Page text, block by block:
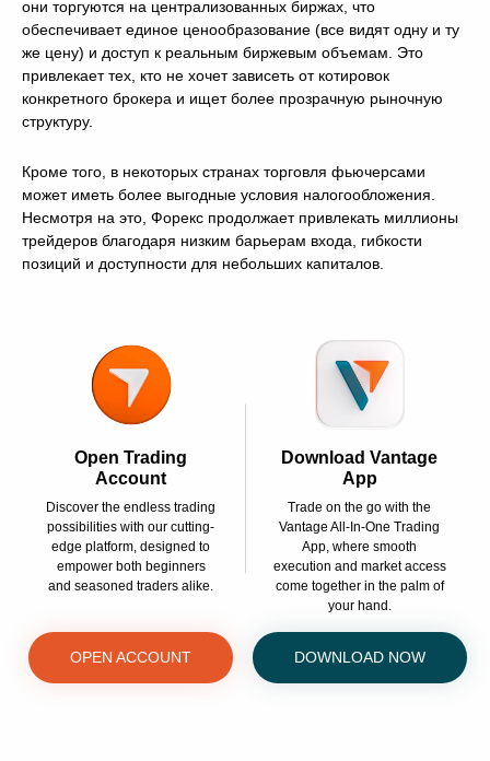
они торгуются на централизованных биржах, что
обеспечивает единое ценообразование (все видят одну и ту
же цену) и доступ к реальным биржевым объемам. Это
привлекает тех, кто не хочет зависеть от котировок
конкретного брокера и ищет более прозрачную рыночную
структуру.
Кроме того, в некоторых странах торговля фьючерсами
может иметь более выгодные условия налогообложения.
Несмотря на это, Форекс продолжает привлекать миллионы
трейдеров благодаря низким барьерам входа, гибкости
позиций и доступности для небольших капиталов.
Open Trading
Account
Discover the endless trading
possibilities with our cutting-
edge platform, designed to
empower both beginners
and seasoned traders alike.
OPEN ACCOUNT
Download Vantage
App
Trade on the go with the
Vantage All-In-One Trading
App, where smooth
execution and market access
come together in the palm of
your hand.
DOWNLOAD NOW